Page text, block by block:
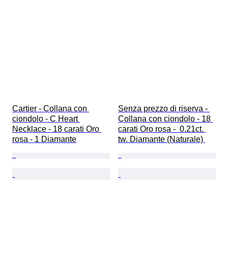
Cartier - Collana con
ciondolo - C Heart
Necklace - 18 carati Oro
rosa - 1 Diamante
Senza prezzo di riserva -
Collana con ciondolo - 18
carati Oro rosa -  0.21ct.
tw. Diamante (Naturale)